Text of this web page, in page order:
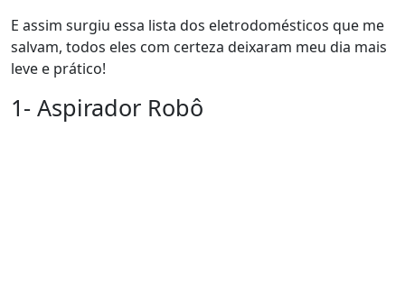
E assim surgiu essa lista dos eletrodomésticos que me
salvam, todos eles com certeza deixaram meu dia mais
leve e prático!
1- Aspirador Robô